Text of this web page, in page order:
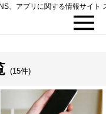
、アプリに関する情報サイト
(15件)